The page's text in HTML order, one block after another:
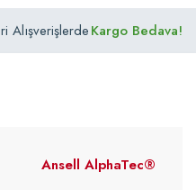
AlışverişlerdeKargo Bedava!
Ansell AlphaTec®